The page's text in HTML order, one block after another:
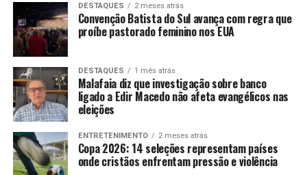
DESTAQUES 2 meses atrás
Convenção Batista do Sul avança com regra que
proíbe pastorado feminino nos EUA
DESTAQUES 1 mês atrás
Malafaia diz que investigação sobre banco
ligado a Edir Macedo não afeta evangélicos nas
eleições
ENTRETENIMENTO 2 meses atrás
Copa 2026: 14 seleções representam países
onde cristãos enfrentam pressão e violência